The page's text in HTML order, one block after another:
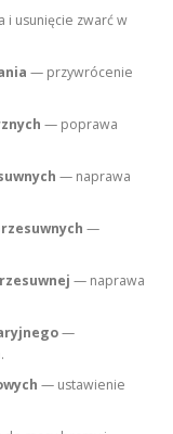
i usunięcie zwarć w
— przywrócenie
— poprawa
— naprawa
—
— naprawa
—
— ustawienie